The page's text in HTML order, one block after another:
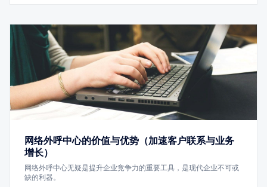
网络外呼中心的价值与优势（加速客户联系与业务
增长）
网络外呼中心无疑是提升企业竞争力的重要工具，是现代企业不可或
缺的利器。